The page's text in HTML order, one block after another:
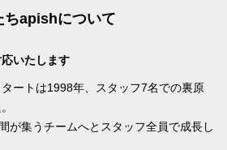
ちapishについて
いたします
ートは1998年、スタッフ7名での裏原
が集うチームへとスタッフ全員で成長し